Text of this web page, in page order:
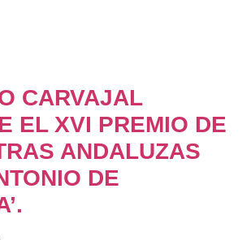
CARVAJAL
EL XVI PREMIO DE
ANDALUZAS
DE